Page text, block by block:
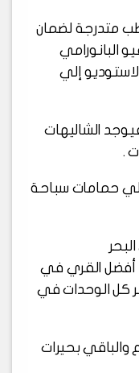
متدرجة لضمان
البانورامي
إلي
الشاليهات
.
حمامات سباحة
أفضل القري في
كل الوحدات في
والباقي بحيرات